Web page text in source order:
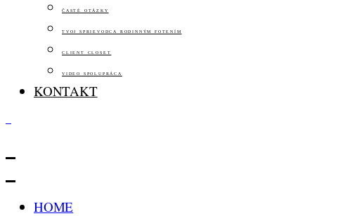
ČASTÉ OTÁZKY
TVOJ SPRIEVODCA RODINNÝM FOTENÍM
CLIENT CLOSET
VIDEO SPOLUPRÁCA
KONTAKT
HOME